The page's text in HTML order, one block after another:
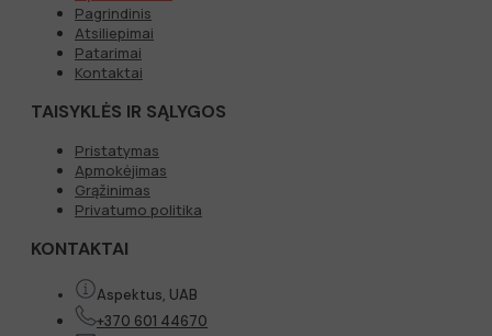
Pagrindinis
Atsiliepimai
Patarimai
Kontaktai
TAISYKLĖS IR SĄLYGOS
Pristatymas
Apmokėjimas
Grąžinimas
Privatumo politika
KONTAKTAI
Aspektus, UAB
+370 601 44670